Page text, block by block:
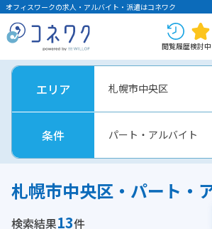
オフィスワークの求人・アルバイト・派遣はコネワク
閲覧履歴検討中
エリア 札幌市中央区
条件 パート・アルバイト
検索結果13件